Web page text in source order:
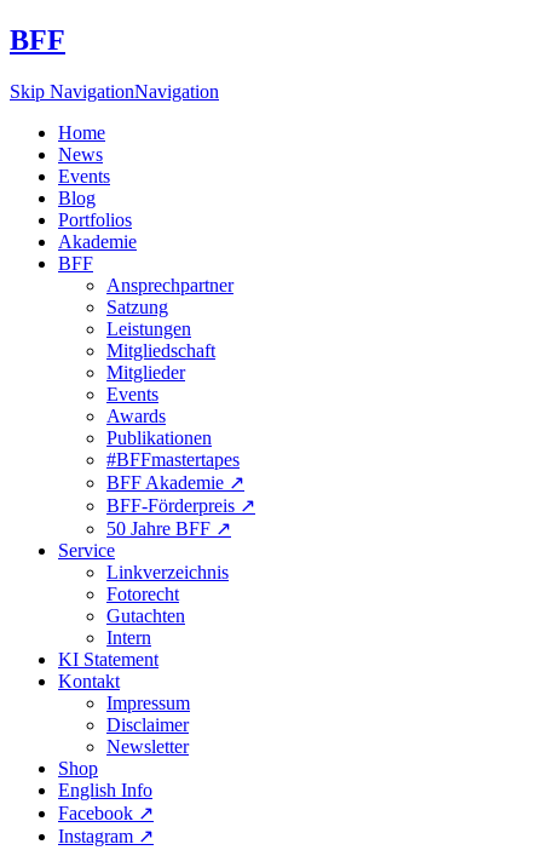
BFF
Skip NavigationNavigation
Home
News
Events
Blog
Portfolios
Akademie
BFF
Ansprechpartner
Satzung
Leistungen
Mitgliedschaft
Mitglieder
Events
Awards
Publikationen
#BFFmastertapes
BFF Akademie ↗︎
BFF-Förderpreis ↗︎
50 Jahre BFF ↗︎
Service
Linkverzeichnis
Fotorecht
Gutachten
Intern
KI Statement
Kontakt
Impressum
Disclaimer
Newsletter
Shop
English Info
Facebook ↗︎
Instagram ↗︎